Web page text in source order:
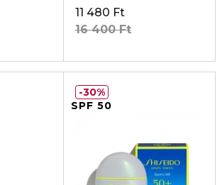
11 480 Ft
16 400 Ft
SPF 50
30%